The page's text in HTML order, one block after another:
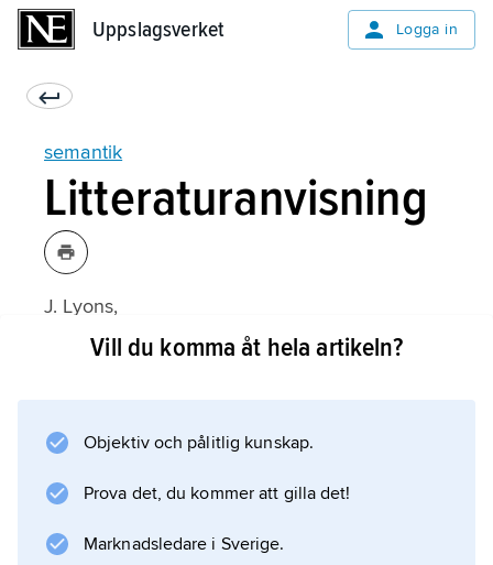
Uppslagsverket Logga in
semantik
Litteraturanvisning
J. Lyons,
SemanticsVill du komma åt hela artikeln?
Objektiv och pålitlig kunskap.
Prova det, du kommer att gilla det!
Marknadsledare i Sverige.